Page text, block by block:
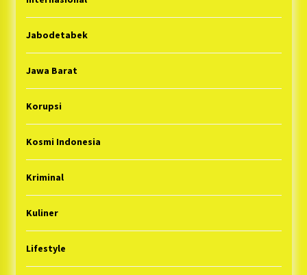
Jabodetabek
Jawa Barat
Korupsi
Kosmi Indonesia
Kriminal
Kuliner
Lifestyle